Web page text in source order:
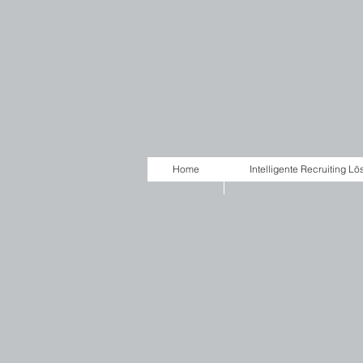
Home Intelligente Recruiting